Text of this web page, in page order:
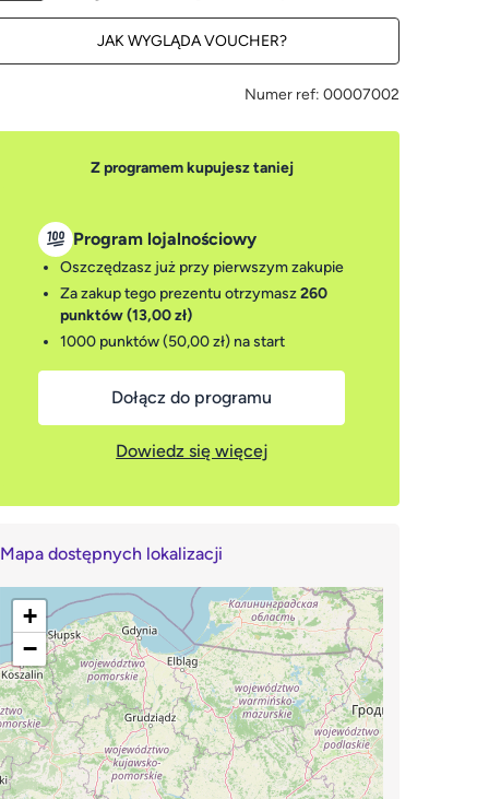
JAK WYGLĄDA VOUCHER?
Numer ref: 00007002
Z programem kupujesz taniej
Program lojalnościowy
Oszczędzasz już przy pierwszym zakupie
Za zakup tego prezentu otrzymasz260
punktów (13,00 zł)
1000 punktów (50,00 zł) na start
Dołącz do programu
Dowiedz się więcej
Mapa dostępnych lokalizacji
+
−